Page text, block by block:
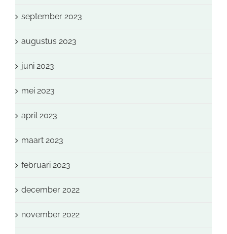
september 2023
augustus 2023
juni 2023
mei 2023
april 2023
maart 2023
februari 2023
december 2022
november 2022